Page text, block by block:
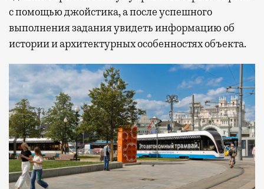
с помощью джойстика, а после успешного
выполнения задания увидеть информацию об
истории и архитектурных особенностях объекта.